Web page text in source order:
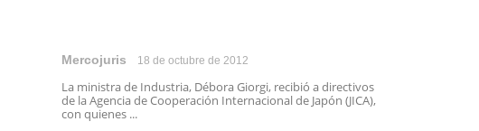
Mercojuris 18 de octubre de 2012
La ministra de Industria, Débora Giorgi, recibió a directivos
de la Agencia de Cooperación Internacional de Japón (JICA),
con quienes ...